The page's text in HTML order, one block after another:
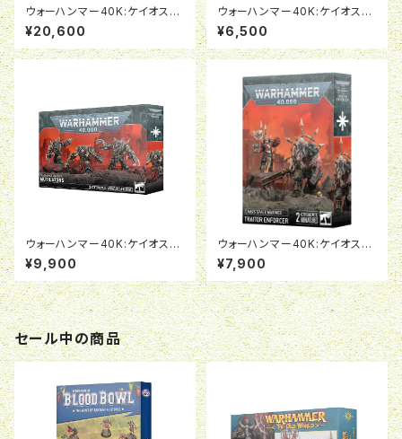
ウォーハンマー40K:ケイオス・
スペースマリーン：ディファイラ
ー
¥20,600
ウォーハンマー40K:ケイオス・
スペースマリーン：クラヴェク・
モーン
¥6,500
ウォーハンマー40K:ケイオス・
スペースマリーン：ミューティレ
イター
¥9,900
ウォーハンマー40K:ケイオス・
スペースマリーン:トレイター・エ
ンフォーサー
¥7,900
セール中の商品